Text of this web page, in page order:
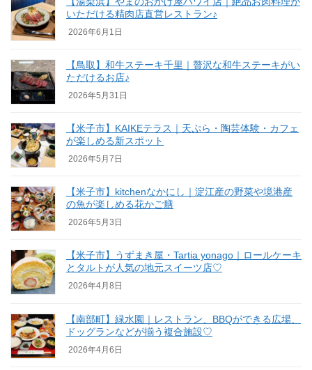
いただける精肉店直営レストラン♪
2026年6月1日
【鳥取】和牛ステーキ千里｜贅沢な和牛ステーキがい
ただけるお店♪
2026年5月31日
【米子市】KAIKEテラス｜天ぷら・陶芸体験・カフェ
が楽しめる新スポット
2026年5月7日
【米子市】kitchenなかにし｜淀江産の野菜や境港産
の魚が楽しめる花かご膳
2026年5月3日
【米子市】うずまき屋・Tartia yonago｜ロールケーキ
とタルトが人気の地元スイーツ店♡
2026年4月8日
【南部町】緑水園｜レストラン、BBQができる広場、
ドッグランなどが揃う複合施設♡
2026年4月6日